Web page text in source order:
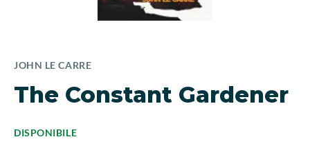
JOHN LE CARRE
The Constant Gardener
DISPONIBILE